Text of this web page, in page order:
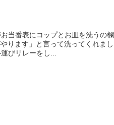
当番表にコップとお皿を洗うの欄
ります」と言って洗ってくれまし
びリレーをし...